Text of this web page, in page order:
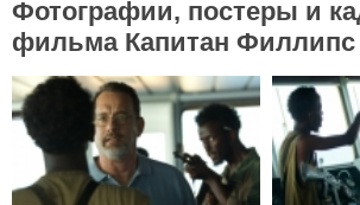
Фотографии, постеры и
фильма Капитан Филлипс